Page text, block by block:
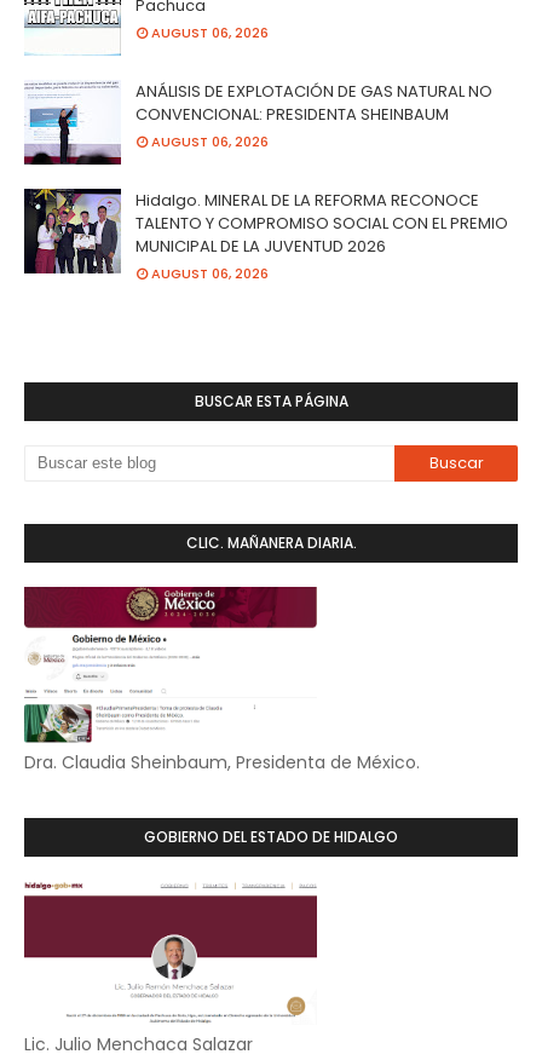
Pachuca
AUGUST 06, 2026
ANÁLISIS DE EXPLOTACIÓN DE GAS NATURAL NO
CONVENCIONAL: PRESIDENTA SHEINBAUM
AUGUST 06, 2026
Hidalgo. MINERAL DE LA REFORMA RECONOCE
TALENTO Y COMPROMISO SOCIAL CON EL PREMIO
MUNICIPAL DE LA JUVENTUD 2026
AUGUST 06, 2026
BUSCAR ESTA PÁGINA
CLIC. MAÑANERA DIARIA.
Dra. Claudia Sheinbaum, Presidenta de México.
GOBIERNO DEL ESTADO DE HIDALGO
Lic. Julio Menchaca Salazar